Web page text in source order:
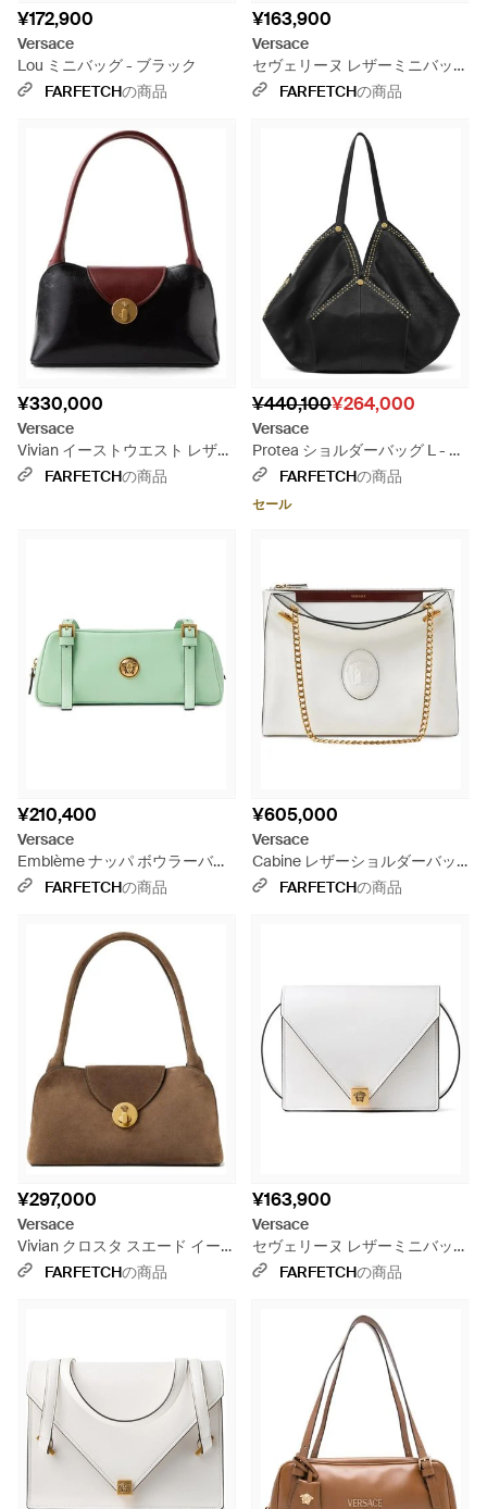
¥172,900
Versace
Lou ミニバッグ - ブラック
FARFETCHの商品
¥163,900
Versace
セヴェリーヌ レザーミニバッグ
- ブルーFARFETCHの商品
¥330,000
Versace
Vivian イーストウエスト レザー
ショルダーバッグ S - ブラック
FARFETCHの商品
¥440,100¥264,000
Versace
Protea ショルダーバッグ L - ブ
ラックFARFETCHの商品
セール
¥210,400
Versace
Emblème ナッパ ボウラーバッ
グ - グリーン
FARFETCHの商品
¥605,000
Versace
Cabine レザーショルダーバッ
グ - ホワイト
FARFETCHの商品
¥297,000
Versace
Vivian クロスタ スエード イー
ストウエスト ショルダーバッグ
FARFETCHの商品
¥163,900
Versace
セヴェリーヌ レザーミニバッグ
- グレーFARFETCHの商品